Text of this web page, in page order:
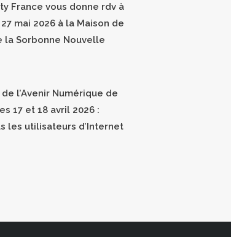
France vous donne rdv à
mai 2026 à la Maison de
la Sorbonne Nouvelle
l’Avenir Numérique de
17 et 18 avril 2026 :
les utilisateurs d’Internet